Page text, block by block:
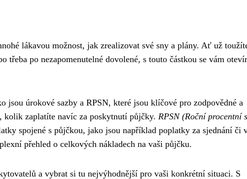
lákavou možnost, jak zrealizovat své sny a plány. Ať už
třeba po nezapomenutelné dovolené, s touto částkou se vám
jsou úrokové sazby a RPSN, které jsou klíčové pro zodpovědné a
kolik zaplatíte navíc za poskytnutí půjčky. RPSN (Roční procentní
spojené s půjčkou, jako jsou například poplatky za sjednání či
přehled o celkových nákladech na vaši půjčku.
a vybrat si tu nejvýhodnější pro vaši konkrétní situaci. S